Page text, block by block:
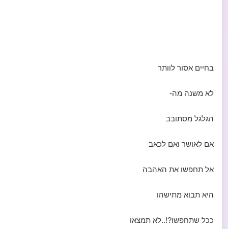
בחיים אסור לוותר
לא משנה מה-
הגלגל מסתובב
אם לאושר ואם לכאב
אל תחפשו את האהבה
היא תבוא מתישהו
ככל שתחפשו?!..לא תמצאו